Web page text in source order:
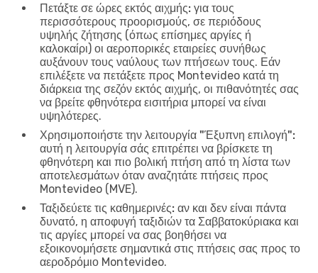
Πετάξτε σε ώρες εκτός αιχμής: για τους
περισσότερους προορισμούς, σε περιόδους
υψηλής ζήτησης (όπως επίσημες αργίες ή
καλοκαίρι) οι αεροπορικές εταιρείες συνήθως
αυξάνουν τους ναύλους των πτήσεων τους. Εάν
επιλέξετε να πετάξετε προς Montevideo κατά τη
διάρκεια της σεζόν εκτός αιχμής, οι πιθανότητές σας
να βρείτε φθηνότερα εισιτήρια μπορεί να είναι
υψηλότερες.
Χρησιμοποιήστε την λειτουργία "Έξυπνη επιλογή":
αυτή η λειτουργία σάς επιτρέπει να βρίσκετε τη
φθηνότερη και πιο βολική πτήση από τη λίστα των
αποτελεσμάτων όταν αναζητάτε πτήσεις προς
Montevideo (MVE).
Ταξιδεύετε τις καθημερινές: αν και δεν είναι πάντα
δυνατό, η αποφυγή ταξιδιών τα Σαββατοκύριακα και
τις αργίες μπορεί να σας βοηθήσει να
εξοικονομήσετε σημαντικά στις πτήσεις σας προς το
αεροδρόμιο Montevideo.